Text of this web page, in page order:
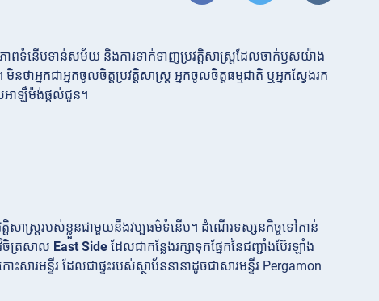
ភាពទំនើបទាន់សម័យ និងការទាក់ទាញប្រវត្តិសាស្ត្រដែលចាក់ឫសយ៉ាង
នកជាអ្នកចូលចិត្តប្រវត្តិសាស្ត្រ អ្នកចូលចិត្តធម្មជាតិ ឬអ្នកស្វែងរក
អាឡឺម៉ង់ផ្តល់ជូន។
តិសាស្រ្តរបស់ខ្លួនជាមួយនឹងវប្បធម៌ទំនើប។ ដំណើរទស្សនកិច្ចទៅកាន់
ចិត្រសាល East Side ដែលជាកន្លែងរក្សាទុកផ្នែកនៃជញ្ជាំងប៊ែរឡាំង
ះសារមន្ទីរ ដែលជាផ្ទះរបស់ស្ថាប័ននានាដូចជាសារមន្ទីរ Pergamon